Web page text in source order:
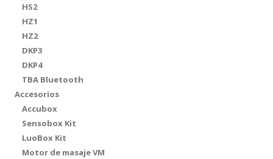
HS2
HZ1
HZ2
DKP3
DKP4
TBA Bluetooth
Accesorios
Accubox
Sensobox Kit
LuoBox Kit
Motor de masaje VM